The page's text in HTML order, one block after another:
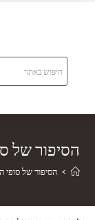
הסיפור של
> הסיפור של סופי